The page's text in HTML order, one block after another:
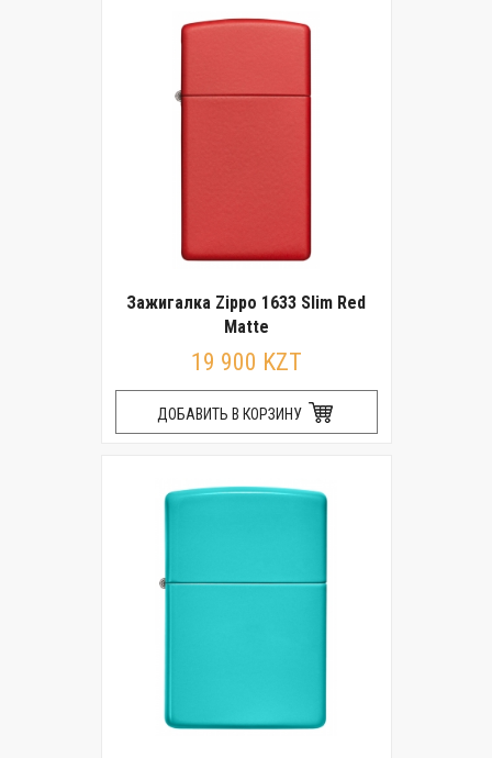
Зажигалка Zippo 1633 Slim Red
Matte
19 900 KZT
ДОБАВИТЬ В КОРЗИНУ